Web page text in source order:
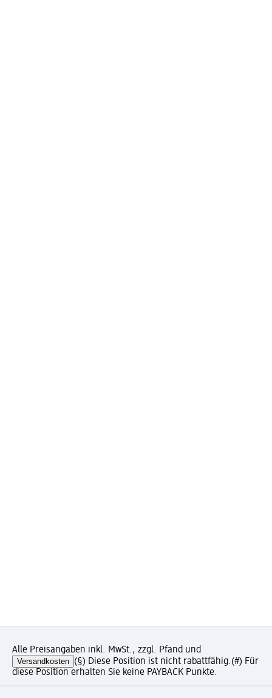
Alle Preisangaben inkl. MwSt., zzgl. Pfand und
Versandkosten (§) Diese Position ist nicht rabattfähig.(#) Für
diese Position erhalten Sie keine PAYBACK Punkte.